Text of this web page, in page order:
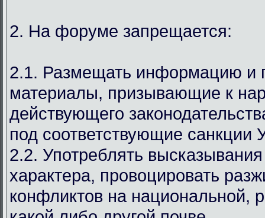
2. На форуме запрещается:
2.1. Размещать информацию и
материалы, призывающие к
действующего
под соответствующие санкции
2.2. Употреблять высказывания
характера, провоцировать
конфликтов на национальной,